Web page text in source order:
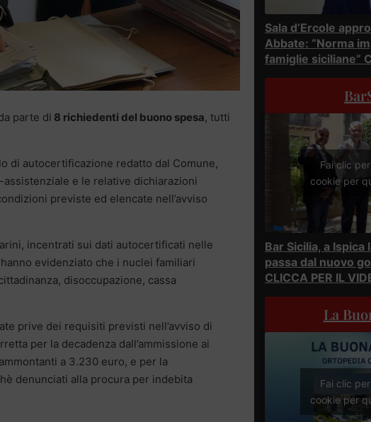
parte di 8 richiedenti del buono spesa, tutti
di autocertificazione redatto dal Comune,
assistenziale e le relative dichiarazioni
previste ed elencate nell’avviso
incentrati sui dati autocertificati nelle
evidenziato che i nuclei familiari
disoccupazione, cassa
prive dei requisiti previsti nell’avviso di
per la decadenza dall’ammissione ai
a 3.230 euro, e per la
denunciati alla procura per indebita
Sala d’Ercole
Abbate: “Norma
famiglie siciliane”
Fai clic
cookie per
Bar Sicilia, a
passa dal nuovo
CLICCA PER IL
La
Fai clic
cookie per